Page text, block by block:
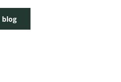
blog